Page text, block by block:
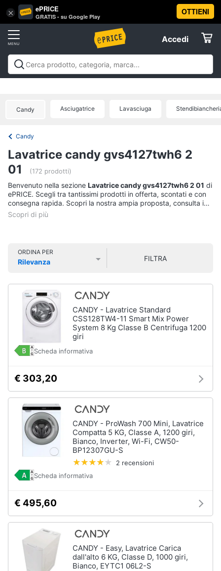
× ePRICE
GRATIS - su Google Play
OTTIENI
Accedi
Accedi
Registrati
Offerte
Tv
Home
Cinema
Videogiochi
Audio
e
musica
Brico
e
Giardinaggio
Salute
Giocattoli
Prima
Vai
al
Candy Asciugatrice Lavasciuga
Candy
Lavatrice candy gvs4127twh6 2
01
(172 prodotti)
Benvenuto nella sezione Lavatrice candy gvs4127twh6 2 01 di
ePRICE. Scegli tra tantissimi prodotti in offerta, scontati e con
consegna rapida. Scopri la nostra ampia proposta, consulta i
prezzi e acquista comodamente online.
ORDINA PER
Rilevanza
FILTRA
CANDY - Lavatrice Standard
CSS128TW4-11 Smart Mix Power
System 8 Kg Classe B Centrifuga 1200
giri
Scheda informativa
€ 303,20
CANDY - ProWash 700 Mini, Lavatrice
Compatta 5 KG, Classe A, 1200 giri,
Bianco, Inverter, Wi-Fi, CW50-
BP12307GU-S
2 recensioni
Scheda informativa
€ 495,60
CANDY - Easy, Lavatrice Carica
dall'alto 6 KG, Classe D, 1000 giri,
Bianco, EYTC1 06L2-S